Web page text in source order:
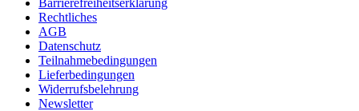
Rechtliches
AGB
Datenschutz
Teilnahmebedingungen
Lieferbedingungen
Widerrufsbelehrung
Newsletter